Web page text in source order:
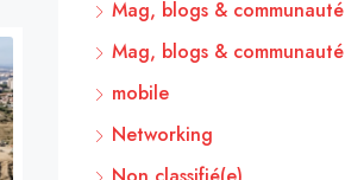
Mag, blogs & communauté
Mag, blogs & communauté
mobile
Networking